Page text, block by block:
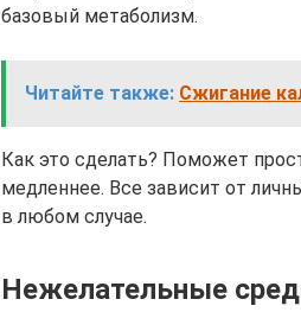
базовый метаболизм.
Читайте также: Сжигание
Как это сделать? Поможет
медленнее. Все зависит от
в любом случае.
Нежелательные